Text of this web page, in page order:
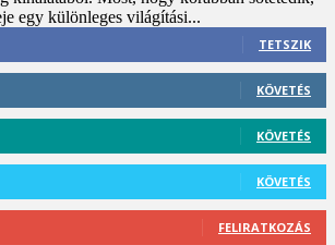
egy különleges világítási...
TETSZIK
KÖVETÉS
KÖVETÉS
KÖVETÉS
FELIRATKOZÁS